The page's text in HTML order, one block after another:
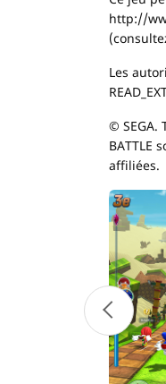
http://
Les
© SEGA.
BATTLE
affiliées.